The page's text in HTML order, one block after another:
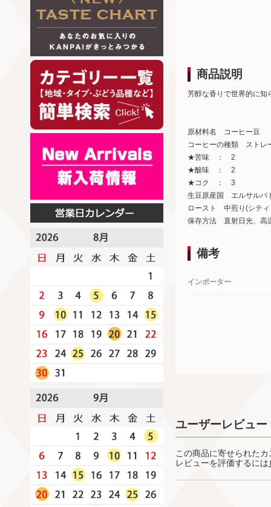
商品説明
芳醇な香りで世界的に知
原材料名 コーヒー豆
コーヒーの種類 ストレ
★苦味 ： 2
★酸味 ： 2
★コク ： 3
生豆原産国 エルサルバ
ロースト 中煎り(シティ
保存方法 直射日光、高
備考
インポーター
ユーザーレビュー
この商品に寄せられた
レビューを評価するには